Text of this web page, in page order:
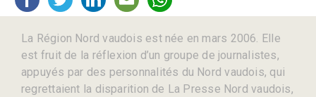
La Région Nord vaudois est née en mars 2006. Elle
est fruit de la réflexion d’un groupe de journalistes,
appuyés par des personnalités du Nord vaudois, qui
regrettaient la disparition de La Presse Nord vaudois,